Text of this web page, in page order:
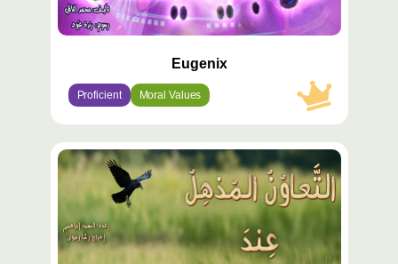
Eugenix
Proficient Moral Values
محتوى
مميّز